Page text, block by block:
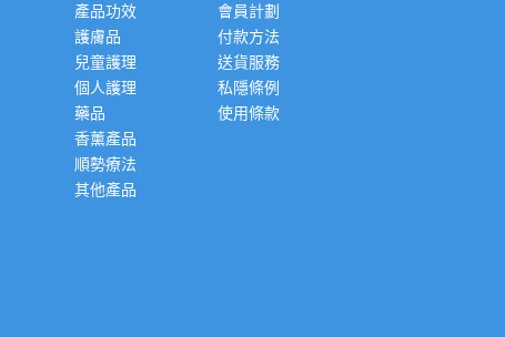
產品功效
護膚品
兒童護理
個人護理
藥品
香薰產品
順勢療法
其他產品
會員計劃
付款方法
送貨服務
私隱條例
使用條款